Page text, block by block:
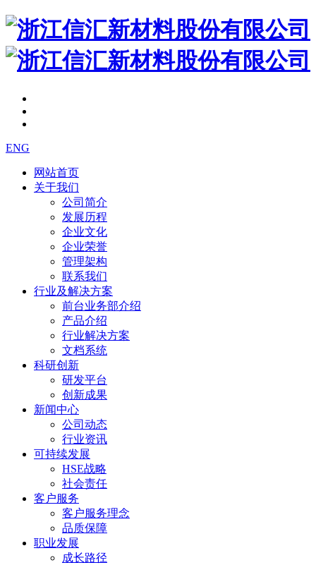
ENG
网站首页
关于我们
公司简介
发展历程
企业文化
企业荣誉
管理架构
联系我们
行业及解决方案
前台业务部介绍
产品介绍
行业解决方案
文档系统
科研创新
研发平台
创新成果
新闻中心
公司动态
行业资讯
可持续发展
HSE战略
社会责任
客户服务
客户服务理念
品质保障
职业发展
成长路径